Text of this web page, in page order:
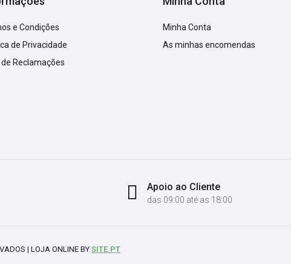
e Condições
de Privacidade
Reclamações
Minha Conta
As minhas encomendas
Apoio ao Cliente
das 09:00 até as 18:00
| LOJA ONLINE BY SITE.PT